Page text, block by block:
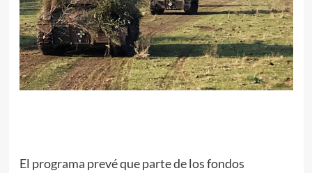
El programa prevé que parte de los fondos